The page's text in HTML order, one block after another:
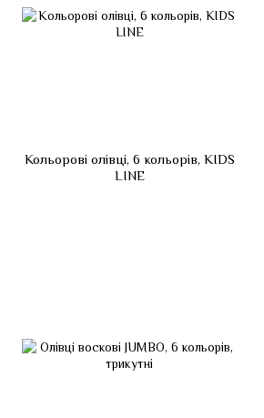
Кольорові олівці, 6 кольорів, KIDS
LINE